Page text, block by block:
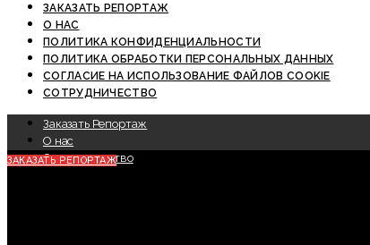
ЗАКАЗАТЬ РЕПОРТАЖ
О НАС
ПОЛИТИКА КОНФИДЕНЦИАЛЬНОСТИ
ПОЛИТИКА ОБРАБОТКИ ПЕРСОНАЛЬНЫХ ДАННЫХ
СОГЛАСИЕ НА ИСПОЛЬЗОВАНИЕ ФАЙЛОВ COOKIE
СОТРУДНИЧЕСТВО
Заказать Репортаж
О нас
Сотрудничество
ЗАКАЗАТЬ РЕПОРТАЖ